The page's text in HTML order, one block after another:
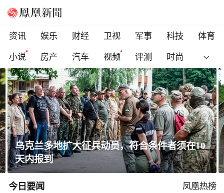
资讯 娱乐 财经 卫视 军事 科技
体育
小说
房产 汽车 视频 评测 时尚
黄土高原窑洞凭啥能冬暖夏凉？老祖宗的智慧
太绝了！
今日要闻 凤凰热榜